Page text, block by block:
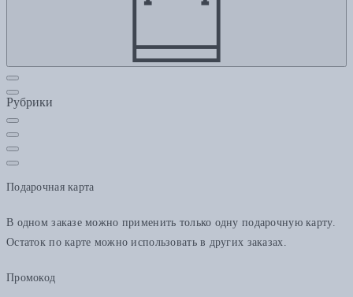
Рубрики
Подарочная карта
В одном заказе можно применить только одну подарочную карту.
Остаток по карте можно использовать в других заказах.
Промокод